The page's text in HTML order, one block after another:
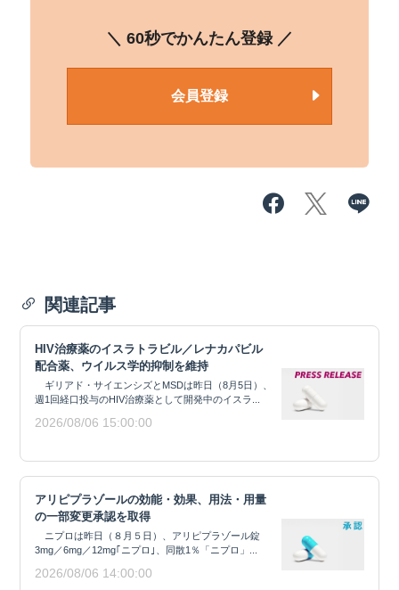
＼ 60秒でかんたん登録 ／
会員登録
関連記事
HIV治療薬のイスラトラビル／レナカパビル
配合薬、ウイルス学的抑制を維持
ギリアド・サイエンシズとMSDは昨日（8月5日）、
週1回経口投与のHIV治療薬として開発中のイスラ...
2026/08/06 15:00:00
アリピプラゾールの効能・効果、用法・用量
の一部変更承認を取得
ニプロは昨日（８月５日）、アリピプラゾール錠
3mg／6mg／12mg｢ニプロ｣、同散1％「ニプロ」...
2026/08/06 14:00:00